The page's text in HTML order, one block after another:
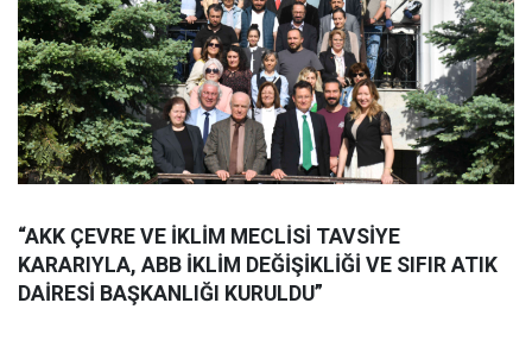
“AKK ÇEVRE VE İKLİM MECLİSİ TAVSİYE
KARARIYLA, ABB İKLİM DEĞİŞİKLİĞİ VE SIFIR ATIK
DAİRESİ BAŞKANLIĞI KURULDU”